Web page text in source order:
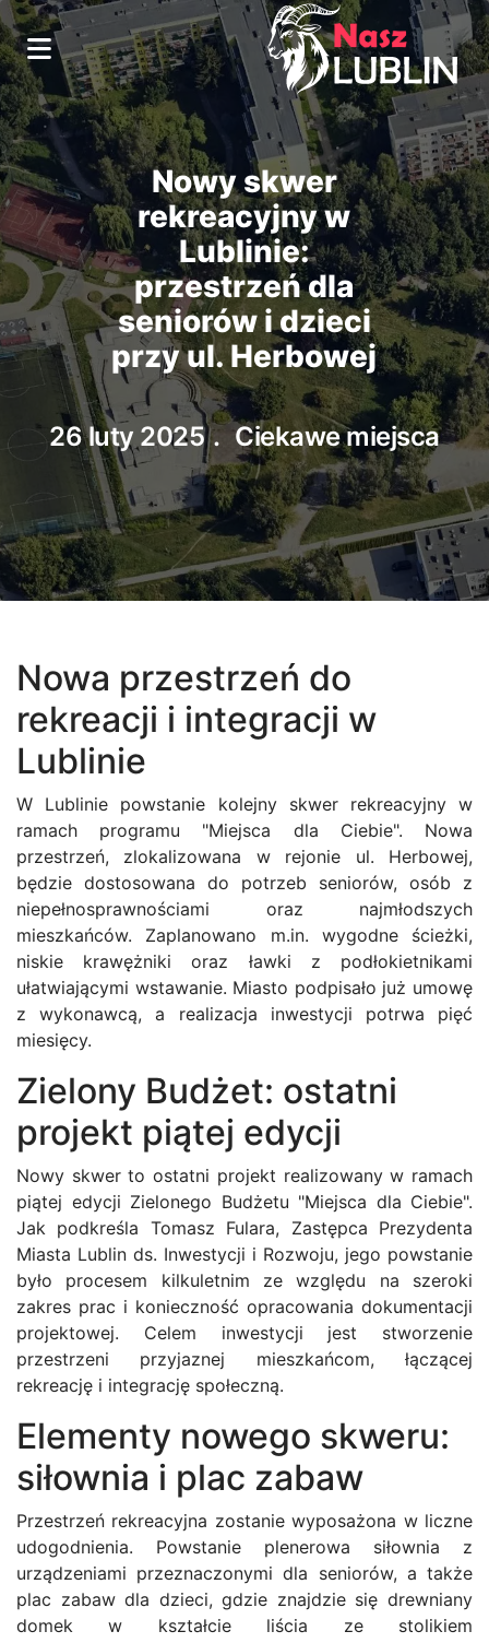
Nowy skwer
rekreacyjny w
Lublinie:
przestrzeń dla
seniorów i dzieci
przy ul. Herbowej
26 luty 2025 Ciekawe miejsca
Nowa przestrzeń do
rekreacji i integracji w
Lublinie
W Lublinie powstanie kolejny skwer rekreacyjny w
ramach programu "Miejsca dla Ciebie". Nowa
przestrzeń, zlokalizowana w rejonie ul. Herbowej,
będzie dostosowana do potrzeb seniorów, osób z
niepełnosprawnościami oraz najmłodszych
mieszkańców. Zaplanowano m.in. wygodne ścieżki,
niskie krawężniki oraz ławki z podłokietnikami
ułatwiającymi wstawanie. Miasto podpisało już umowę
z wykonawcą, a realizacja inwestycji potrwa pięć
miesięcy.
Zielony Budżet: ostatni
projekt piątej edycji
Nowy skwer to ostatni projekt realizowany w ramach
piątej edycji Zielonego Budżetu "Miejsca dla Ciebie".
Jak podkreśla Tomasz Fulara, Zastępca Prezydenta
Miasta Lublin ds. Inwestycji i Rozwoju, jego powstanie
było procesem kilkuletnim ze względu na szeroki
zakres prac i konieczność opracowania dokumentacji
projektowej. Celem inwestycji jest stworzenie
przestrzeni przyjaznej mieszkańcom, łączącej
rekreację i integrację społeczną.
Elementy nowego skweru:
siłownia i plac zabaw
Przestrzeń rekreacyjna zostanie wyposażona w liczne
udogodnienia. Powstanie plenerowa siłownia z
urządzeniami przeznaczonymi dla seniorów, a także
plac zabaw dla dzieci, gdzie znajdzie się drewniany
domek w kształcie liścia ze stolikiem